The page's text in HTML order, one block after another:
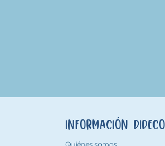
Información Dideco